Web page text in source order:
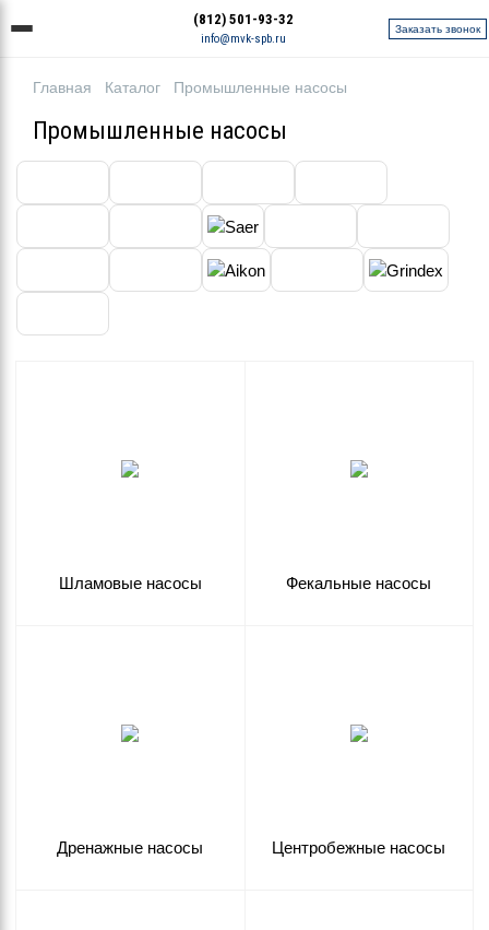
(812) 501-93-32
info@mvk-spb.ru
Заказать звонок
Главная Каталог Промышленные насосы
Промышленные насосы
Шламовые насосы Фекальные насосы
Дренажные насосы Центробежные насосы